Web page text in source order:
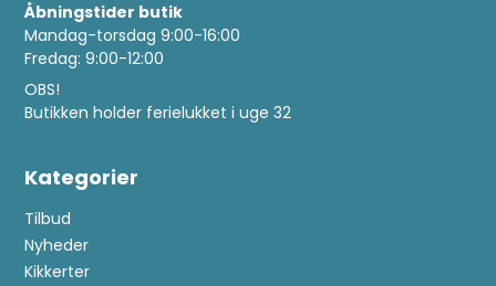
Åbningstider butik
Mandag-torsdag 9:00-16:00
Fredag: 9:00-12:00
OBS!
Butikken holder ferielukket i uge 32
Kategorier
Tilbud
Nyheder
Kikkerter